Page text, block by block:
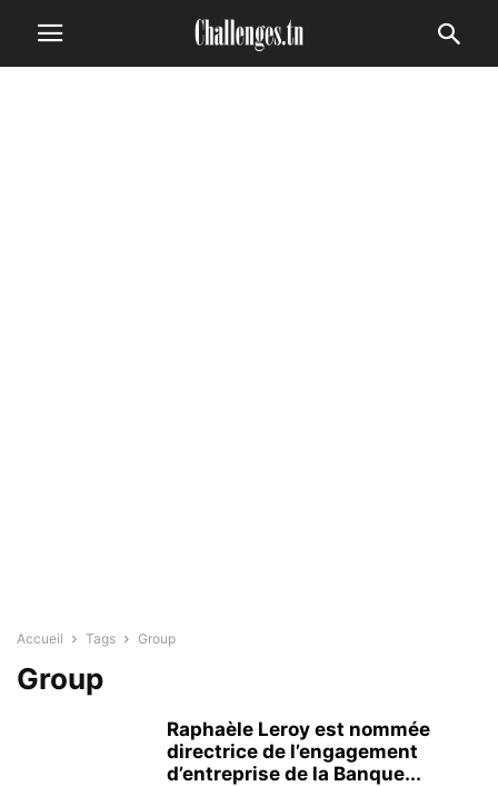
Accueil Tags Group
Group
Raphaèle Leroy est nommée
directrice de l’engagement
d’entreprise de la Banque...